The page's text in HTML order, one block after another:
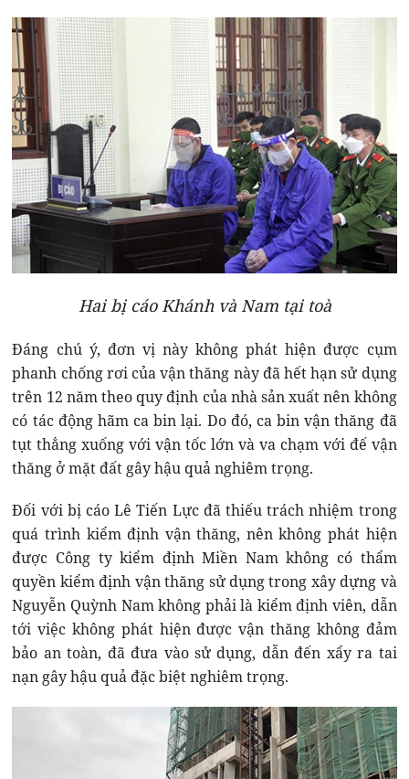
Hai bị cáo Khánh và Nam tại toà
Đáng chú ý, đơn vị này không phát hiện được cụm
phanh chống rơi của vận thăng này đã hết hạn sử dụng
trên 12 năm theo quy định của nhà sản xuất nên không
có tác động hãm ca bin lại. Do đó, ca bin vận thăng đã
tụt thẳng xuống với vận tốc lớn và va chạm với đế vận
thăng ở mặt đất gây hậu quả nghiêm trọng.
Đối với bị cáo Lê Tiến Lực đã thiếu trách nhiệm trong
quá trình kiểm định vận thăng, nên không phát hiện
được Công ty kiểm định Miền Nam không có thẩm
quyền kiểm định vận thăng sử dụng trong xây dựng và
Nguyễn Quỳnh Nam không phải là kiểm định viên, dẫn
tới việc không phát hiện được vận thăng không đảm
bảo an toàn, đã đưa vào sử dụng, dẫn đến xẩy ra tai
nạn gây hậu quả đặc biệt nghiêm trọng.